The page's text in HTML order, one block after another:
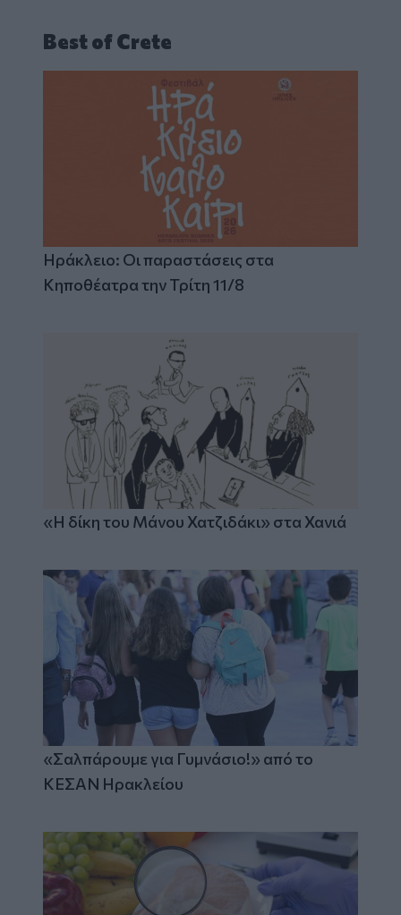
Best of Crete
Ηράκλειο: Οι παραστάσεις στα
Κηποθέατρα την Τρίτη 11/8
«Η δίκη του Μάνου Χατζιδάκι» στα Χανιά
«Σαλπάρουμε για Γυμνάσιο!» από το
ΚΕΣΑΝ Ηρακλείου